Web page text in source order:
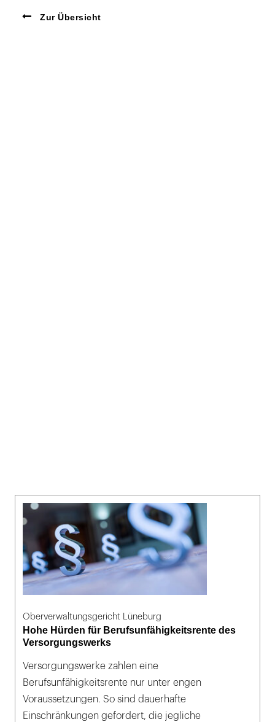
Zur Übersicht
Oberverwaltungsgericht Lüneburg
Hohe Hürden für Berufsunfähigkeitsrente des
Versorgungswerks
Versorgungswerke zahlen eine
Berufsunfähigkeitsrente nur unter engen
Voraussetzungen. So sind dauerhafte
Einschränkungen gefordert, die jegliche